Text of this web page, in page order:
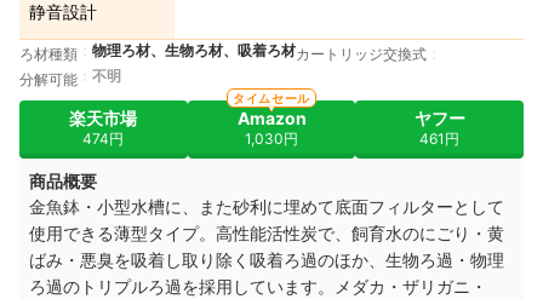
静音設計
ろ材種類 物理ろ材、生物ろ材、吸着ろ材カートリッジ交換式
分解可能
不明
楽天市場
474円
Amazon
1,030円
タイムセール
ヤフー
461円
商品概要
金魚鉢・小型水槽に、また砂利に埋めて底面フィルターとして
使用できる薄型タイプ。高性能活性炭で、飼育水のにごり・黄
ばみ・悪臭を吸着し取り除く吸着ろ過のほか、生物ろ過・物理
ろ過のトリプルろ過を採用しています。メダカ・ザリガニ・